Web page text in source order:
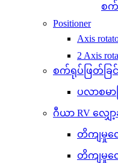
စ
Positioner
Axis
2 Axis
စက်ရုပ်ဖြတ်ခြင်
ပလာစမ
ဂီယာ RV လျှေ
တိကျမှုလျှေ
တိကျမှုလျှ